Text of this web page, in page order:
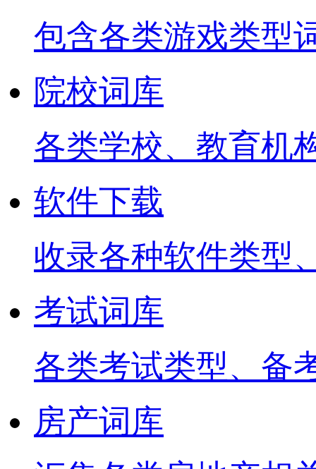
包含各类游戏类型
院校词库
各类学校、教育机
软件下载
收录各种软件类型
考试词库
各类考试类型、备
房产词库